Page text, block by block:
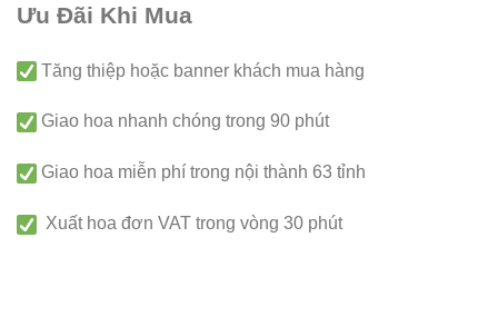
Ưu Đãi Khi Mua
Tăng thiệp hoặc banner khách mua hàng
Giao hoa nhanh chóng trong 90 phút
Giao hoa miễn phí trong nội thành 63 tỉnh
Xuất hoa đơn VAT trong vòng 30 phút